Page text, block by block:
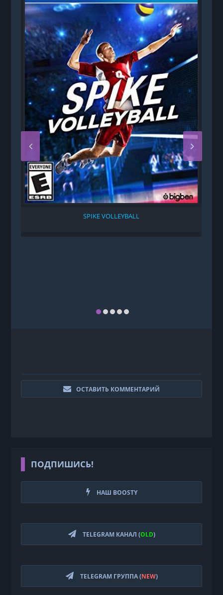
SPIKE VOLLEYBALL
ОСТАВИТЬ КОММЕНТАРИЙ
ПОДПИШИСЬ!
НАШ BOOSTY
TELEGRAM КАНАЛ (OLD)
TELEGRAM ГРУППА (NEW)